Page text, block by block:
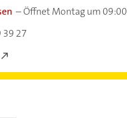
–Öffnet Montag um 09:00
39 27